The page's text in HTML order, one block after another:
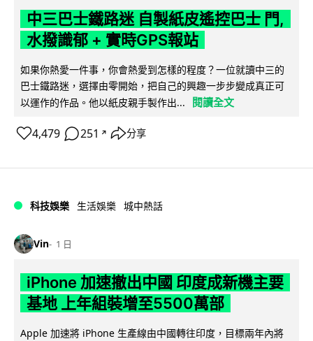
中三巴士鐵路迷 自製紙皮遙控巴士 門,
水撥識郁 + 實時GPS報站
如果你熱愛一件事，你會熱愛到怎樣的程度？一位就讀中三的
巴士鐵路迷，選擇由零開始，把自己的興趣一步步變成真正可
以運作的作品。他以紙皮親手製作出...
閱讀全文
4,479 251 ↗ 分享
科技娛樂 生活娛樂 城中熱話
Vin 1 日
iPhone 加速撤出中國 印度成新機主要
基地 上年組裝增至5500萬部
Apple 加速將 iPhone 生產線由中國轉往印度，目標兩年內將